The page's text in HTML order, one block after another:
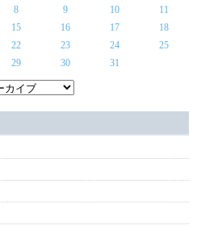
8 9 10
11
15 16 17
18
22 23 24
25
29 30 31